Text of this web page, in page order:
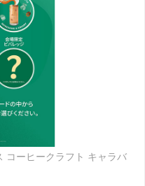
コーヒークラフト キャラバ